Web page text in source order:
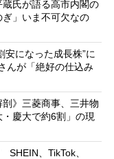
蔵氏が語る高市内閣の
」いま不可欠なの
安になった成長株”に
んが「絶好の仕込み
剖》三菱商事、三井物
慶大で約6割」の現
SHEIN、TikTok、